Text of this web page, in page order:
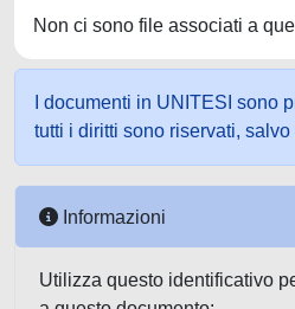
Non ci sono file associati a
I documenti in UNITESI sono
tutti i diritti sono riservati,
Informazioni
Utilizza questo identificativo